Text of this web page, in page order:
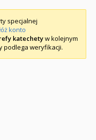
specjalnej
konto
katechetyw kolejnym
podlega weryfikacji.